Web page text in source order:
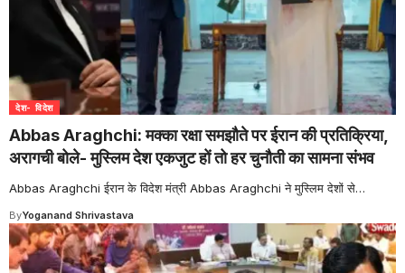
देश- विदेश
Abbas Araghchi: मक्का रक्षा समझौते पर ईरान की प्रतिक्रिया,
अरागची बोले- मुस्लिम देश एकजुट हों तो हर चुनौती का सामना संभव
Abbas Araghchi ईरान के विदेश मंत्री Abbas Araghchi ने मुस्लिम देशों से…
ByYoganand Shrivastava